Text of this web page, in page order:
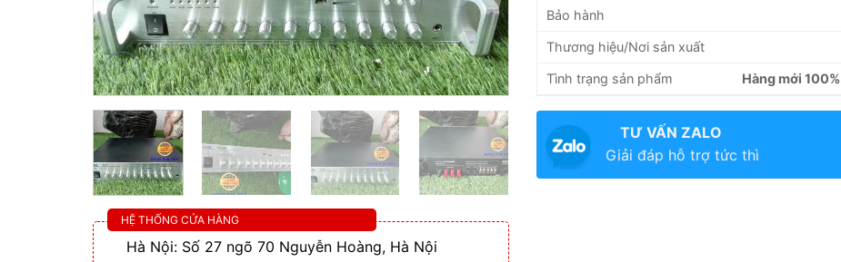
HỆ THỐNG CỬA HÀNG
Hà Nội: Số 27 ngõ 70 Nguyễn Hoàng, Hà Nội
Bảo hành
Thương hiệu/Nơi sản xuất
Tình trạng sản phẩm Hàng mới 100%
TƯ VẤN ZALO
Giải đáp hỗ trợ tức thì